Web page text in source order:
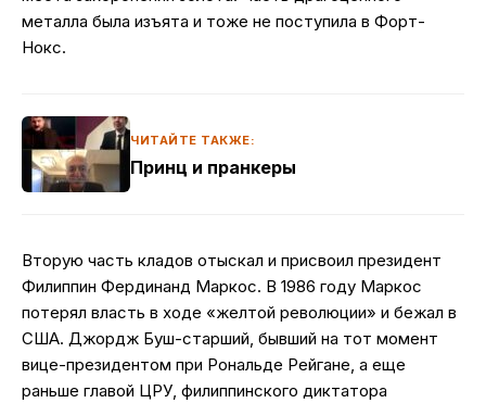
металла была изъята и тоже не поступила в Форт-
Нокс.
ЧИТАЙТЕ ТАКЖЕ:
Принц и пранкеры
Вторую часть кладов отыскал и присвоил президент
Филиппин Фердинанд Маркос. В 1986 году Маркос
потерял власть в ходе «желтой революции» и бежал в
США. Джордж Буш-старший, бывший на тот момент
вице-президентом при Рональде Рейгане, а еще
раньше главой ЦРУ, филиппинского диктатора